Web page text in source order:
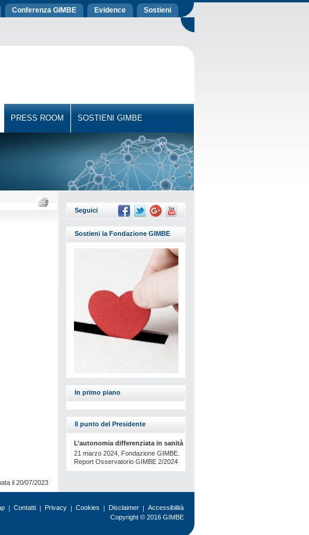
Conferenza GIMBE Evidence Sostieni
PRESS ROOM SOSTIENI GIMBE
Seguici
Sostieni la Fondazione GIMBE
In primo piano
Il punto del Presidente
L’autonomia differenziata in sanità
21 marzo 2024, Fondazione GIMBE.
Report Osservatorio GIMBE 2/2024
il 20/07/2023
Accessibilità
Disclaimer
Cookies
Privacy
Contatti
Copyright © 2016 GIMBE